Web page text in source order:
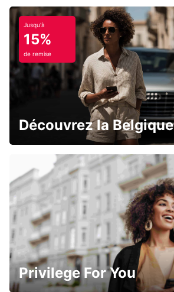
Jusqu'à
15%
de remise
Découvrez la Belgique
Privilege For You